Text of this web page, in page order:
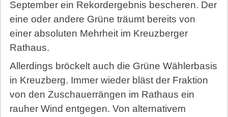
September ein Rekordergebnis bescheren. Der
eine oder andere Grüne träumt bereits von
einer absoluten Mehrheit im Kreuzberger
Rathaus.
Allerdings bröckelt auch die Grüne Wählerbasis
in Kreuzberg. Immer wieder bläst der Fraktion
von den Zuschauerrängen im Rathaus ein
rauher Wind entgegen. Von alternativem